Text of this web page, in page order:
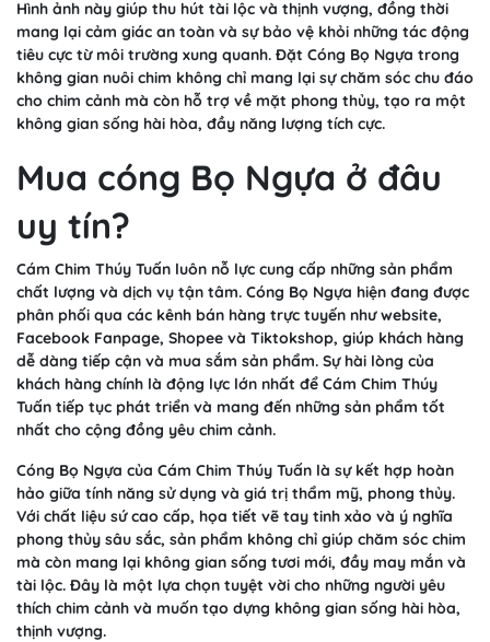
Hình ảnh này giúp thu hút tài lộc và thịnh vượng, đồng thời
mang lại cảm giác an toàn và sự bảo vệ khỏi những tác động
tiêu cực từ môi trường xung quanh. Đặt Cóng Bọ Ngựa trong
không gian nuôi chim không chỉ mang lại sự chăm sóc chu đáo
cho chim cảnh mà còn hỗ trợ về mặt phong thủy, tạo ra một
không gian sống hài hòa, đầy năng lượng tích cực.
Mua cóng Bọ Ngựa ở đâu
uy tín?
Cám Chim Thúy Tuấn luôn nỗ lực cung cấp những sản phẩm
chất lượng và dịch vụ tận tâm. Cóng Bọ Ngựa hiện đang được
phân phối qua các kênh bán hàng trực tuyến như website,
Facebook Fanpage, Shopee và Tiktokshop, giúp khách hàng
dễ dàng tiếp cận và mua sắm sản phẩm. Sự hài lòng của
khách hàng chính là động lực lớn nhất để Cám Chim Thúy
Tuấn tiếp tục phát triển và mang đến những sản phẩm tốt
nhất cho cộng đồng yêu chim cảnh.
Cóng Bọ Ngựa của Cám Chim Thúy Tuấn là sự kết hợp hoàn
hảo giữa tính năng sử dụng và giá trị thẩm mỹ, phong thủy.
Với chất liệu sứ cao cấp, họa tiết vẽ tay tinh xảo và ý nghĩa
phong thủy sâu sắc, sản phẩm không chỉ giúp chăm sóc chim
mà còn mang lại không gian sống tươi mới, đầy may mắn và
tài lộc. Đây là một lựa chọn tuyệt vời cho những người yêu
thích chim cảnh và muốn tạo dựng không gian sống hài hòa,
thịnh vượng.